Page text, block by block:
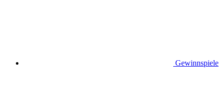
Gewinnspiele